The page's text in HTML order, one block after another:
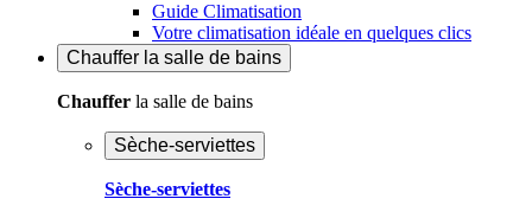
Guide Climatisation
Votre climatisation idéale en quelques clics
Chauffer la salle de bains
Chauffer la salle de bains
Sèche-serviettes
Sèche-serviettes